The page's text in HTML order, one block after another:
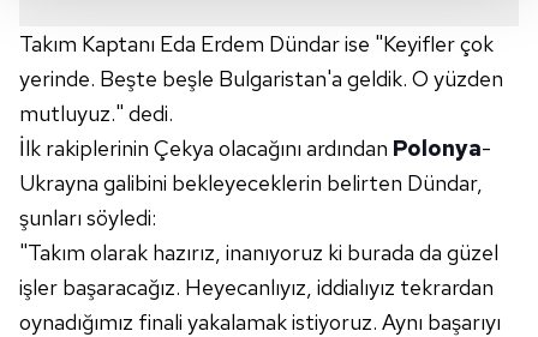
takdirde, kullanıcılara hedefli reklamlar
gösterilmeyecektir."
Sizlere daha iyi bir hizmet sunabilmek için İnternet
Sitemizde kendimize ve üçüncü kişilere ait çerezler
kullanılmaktadır. Bu çerezler vasıtasıyla çeşitli kişisel
verileriniz işlenmekte olup gerekli olan çerezler bilgi
toplumu hizmetlerinin sunulması amacıyla
kullanılmaktadır. Diğer çerezler, sitemizin daha işlevsel
kılınması ve kişiselleştirilmesi ve sizlere yönelik
reklam/pazarlama faaliyetlerinin yapılması, amaçlarıyla
Takım Kaptanı Eda Erdem Dündar ise "Keyifler çok
yerinde. Beşte beşle Bulgaristan'a geldik. O yüzden
mutluyuz." dedi.
İlk rakiplerinin Çekya olacağını ardından Polonya-
Ukrayna galibini bekleyeceklerin belirten Dündar,
şunları söyledi:
"Takım olarak hazırız, inanıyoruz ki burada da güzel
işler başaracağız. Heyecanlıyız, iddialıyız tekrardan
oynadığımız finali yakalamak istiyoruz. Aynı başarıyı